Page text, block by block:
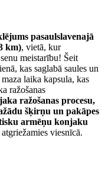
pasaulslavenajā
km), vietā, kur
meistarību! Šeit
kas saglabā saules un
laika kapsula, kas
ražošanas
ražošanas procesu,
šķirņu un pakāpes
armēņu konjaku
viesnīcā.